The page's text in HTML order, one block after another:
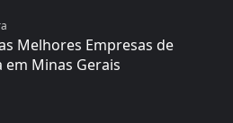
Melhores Empresas de
em Minas Gerais